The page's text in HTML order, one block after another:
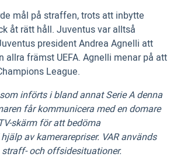
mål på straffen, trots att inbytte
åt rätt håll. Juventus var alltså
president Andrea Agnelli att
allra främst UEFA. Agnelli menar på att
League.
införts i bland annat Serie A denna
får kommunicera med en domare
skärm för att bedöma
av kamerarepriser. VAR används
och offsidesituationer.